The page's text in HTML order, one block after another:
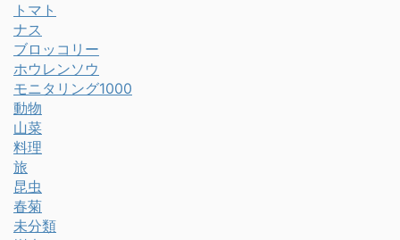
トマト
ナス
ブロッコリー
ホウレンソウ
モニタリング1000
動物
山菜
料理
旅
昆虫
春菊
未分類